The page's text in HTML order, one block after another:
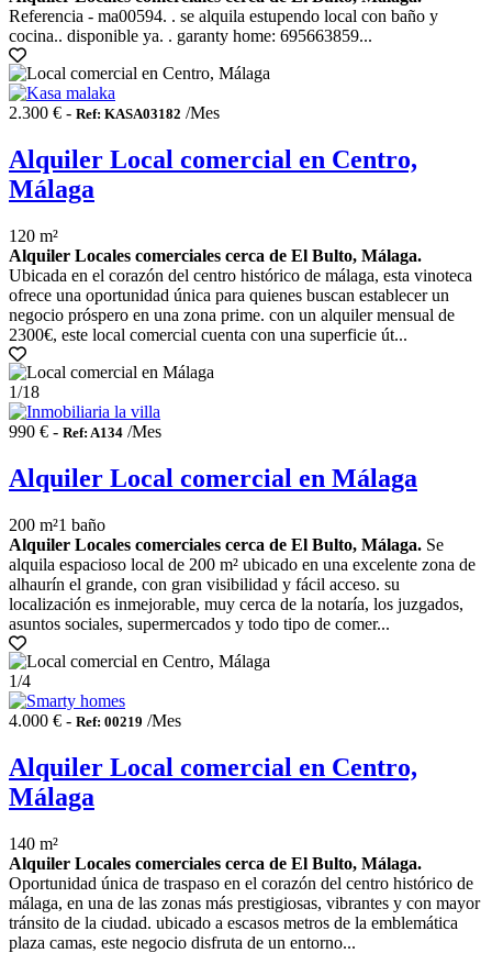
Referencia - ma00594. . se alquila estupendo local con baño y
cocina.. disponible ya. . garanty home: 695663859...
2.300 € - Ref: KASA03182 /Mes
Alquiler Local comercial en Centro,
Málaga
120 m²
Alquiler Locales comerciales cerca de El Bulto, Málaga.
Ubicada en el corazón del centro histórico de málaga, esta vinoteca
ofrece una oportunidad única para quienes buscan establecer un
negocio próspero en una zona prime. con un alquiler mensual de
2300€, este local comercial cuenta con una superficie út...
1/18
990 € - Ref: A134 /Mes
Alquiler Local comercial en Málaga
200 m²1 baño
Alquiler Locales comerciales cerca de El Bulto, Málaga. Se
alquila espacioso local de 200 m² ubicado en una excelente zona de
alhaurín el grande, con gran visibilidad y fácil acceso. su
localización es inmejorable, muy cerca de la notaría, los juzgados,
asuntos sociales, supermercados y todo tipo de comer...
1/4
4.000 € - Ref: 00219 /Mes
Alquiler Local comercial en Centro,
Málaga
140 m²
Alquiler Locales comerciales cerca de El Bulto, Málaga.
Oportunidad única de traspaso en el corazón del centro histórico de
málaga, en una de las zonas más prestigiosas, vibrantes y con mayor
tránsito de la ciudad. ubicado a escasos metros de la emblemática
plaza camas, este negocio disfruta de un entorno...